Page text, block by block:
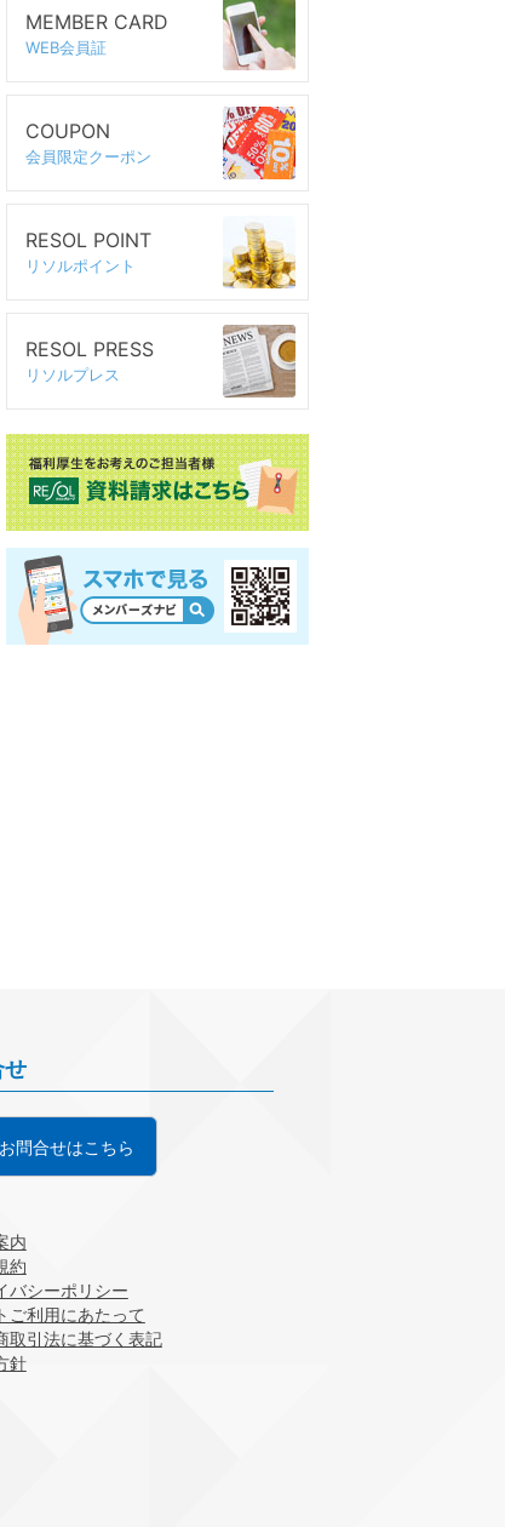
MEMBER CARD
WEB会員証
COUPON
会員限定クーポン
RESOL POINT
リソルポイント
RESOL PRESS
リソルプレス
せ
お問合せはこちら
内
約
バシーポリシー
ご利用にあたって
取引法に基づく表記
針